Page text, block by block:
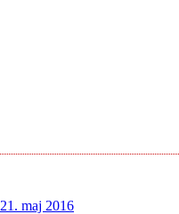
21. maj 2016